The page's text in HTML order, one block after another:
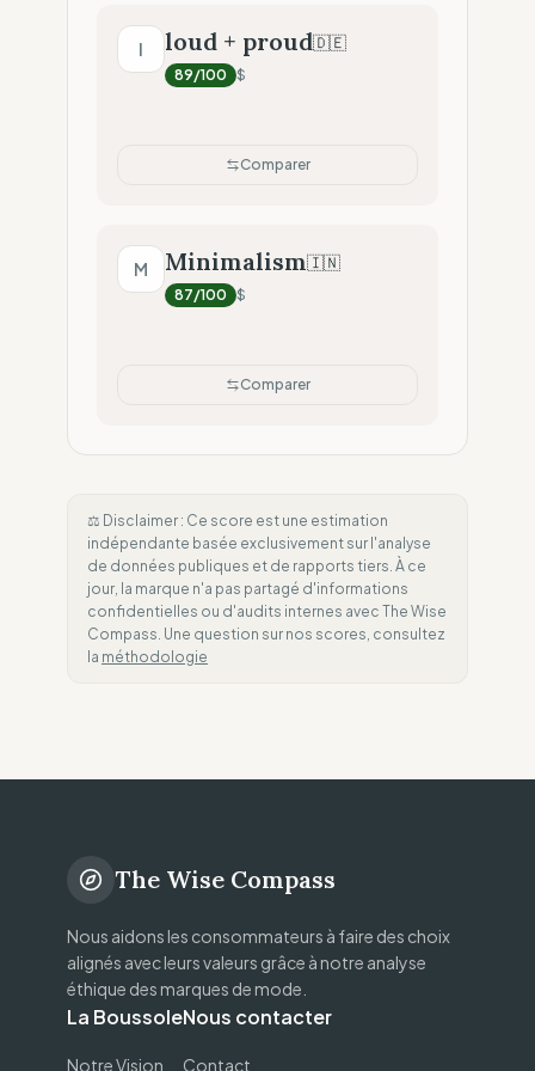
l loud + proud🇩🇪
89/100 $
Comparer
M Minimalism🇮🇳
87/100 $
Comparer
⚖️ Disclaimer : Ce score est une estimation
indépendante basée exclusivement sur l'analyse
de données publiques et de rapports tiers. À ce
jour, la marque n'a pas partagé d'informations
confidentielles ou d'audits internes avec The Wise
Compass. Une question sur nos scores, consultez
la méthodologie
The Wise Compass
Nous aidons les consommateurs à faire des choix
alignés avec leurs valeurs grâce à notre analyse
éthique des marques de mode.
La Boussole
Notre Vision
Nous contacter
Contact